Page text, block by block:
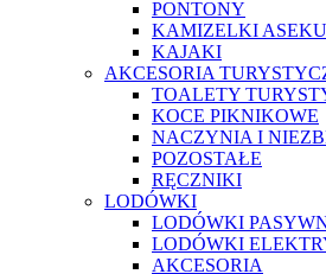
PONTONY
KAMIZELKI
KAJAKI
AKCESORIA
TOALETY
KOCE PIKNIKOWE
NACZYNIA I
POZOSTAŁE
RĘCZNIKI
LODÓWKI
LODÓWKI
LODÓWKI
AKCESORIA